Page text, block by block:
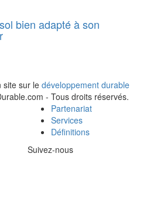
bien adapté à son
site sur le développement durable
- Tous droits réservés.
Partenariat
Services
Définitions
Suivez-nous